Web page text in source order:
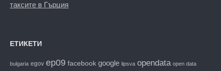
таксите в Гърция
ЕТИКЕТИ
bulgaria egov ep09 facebook google lipsva opendata open data